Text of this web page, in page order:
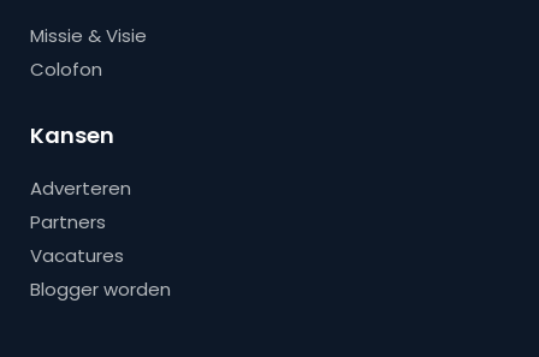
Missie & Visie
Colofon
Kansen
Adverteren
Partners
Vacatures
Blogger worden